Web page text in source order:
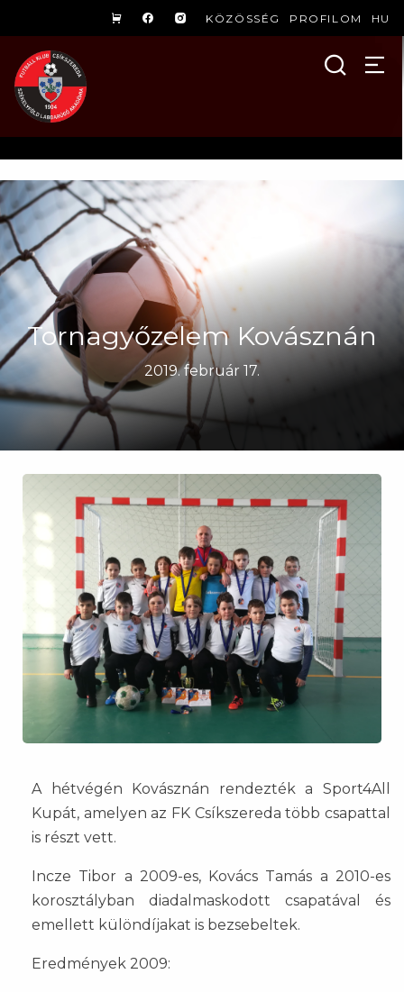
KÖZÖSSÉG PROFILOM HU
Tornagyőzelem Kovásznán
2019. február 17.
A hétvégén Kovásznán rendezték a Sport4All
Kupát, amelyen az FK Csíkszereda több csapattal
is részt vett.
Incze Tibor a 2009-es, Kovács Tamás a 2010-es
korosztályban diadalmaskodott csapatával és
emellett különdíjakat is bezsebeltek.
Eredmények 2009: